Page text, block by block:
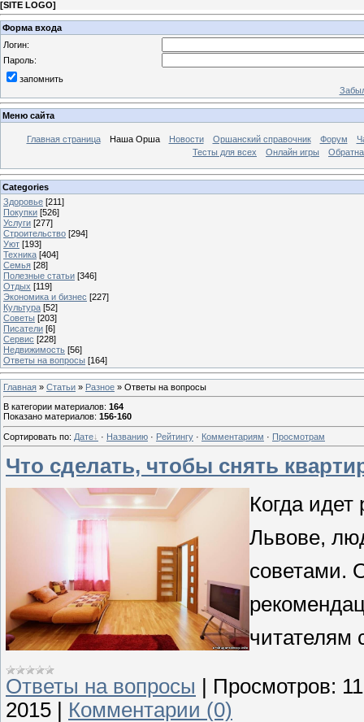
[SITE LOGO]
Форма входа
Логин:
Пароль:
запомнить
Меню сайта
Главная страница Наша Орша Новости Оршанский справочник Форум
Тесты для всех
Онлайн игры
Categories
Здоровье [211]
Покупки [526]
Услуги [277]
Строительство [294]
Уют [193]
Техника [404]
Семья [28]
Полезные статьи [346]
Отдых [119]
Экономика и бизнес [227]
Культура [52]
Советы [203]
Писатели [6]
Сервис [228]
Недвижимость [56]
Ответы на вопросы [164]
Главная » Статьи » Разное » Ответы на вопросы
В категории материалов: 164
Показано материалов: 156-160
Сортировать по: Дате · Названию · Рейтингу · Комментариям · Просмотрам
Что сделать, чтобы снять
Когда идет
Львове,
советами.
читателям
Ответы на вопросы Просмотров:
2015
Комментарии (0)